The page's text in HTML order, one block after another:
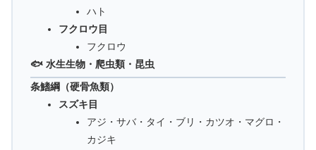
ハト
フクロウ目
フクロウ
🐟 水生生物・爬虫類・昆虫
条鰭綱（硬骨魚類）
スズキ目
アジ・サバ・タイ・ブリ・カツオ・マグロ・
カジキ